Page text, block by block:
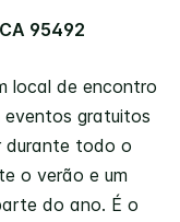
95492
local de encontro
gratuitos
durante todo o
o verão e um
do ano. É o